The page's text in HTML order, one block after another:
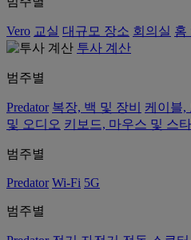
Vero 교실 대규모 장소 회의실 홈
투사 계산
범주별
Predator 복장, 백 및 장비 케이블,
및 오디오 키보드, 마우스 및 스
범주별
Predator Wi-Fi 5G
범주별